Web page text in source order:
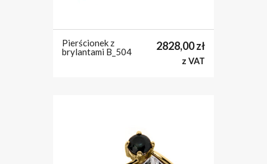
Pierścionek z
brylantami B_504
2828,00zł
z VAT